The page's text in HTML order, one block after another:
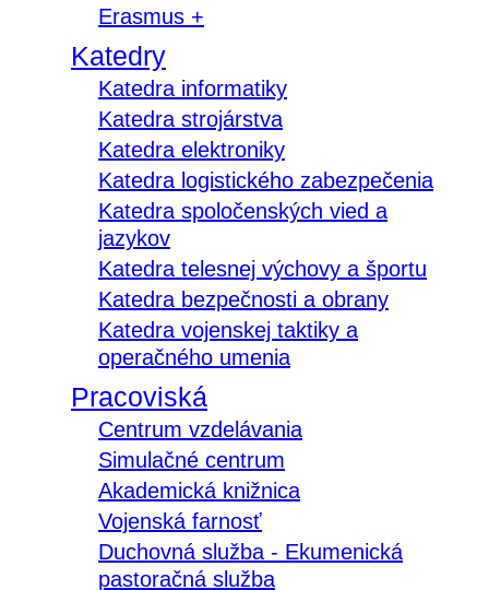
Erasmus +
Katedry
Katedra informatiky
Katedra strojárstva
Katedra elektroniky
Katedra logistického zabezpečenia
Katedra spoločenských vied a
jazykov
Katedra telesnej výchovy a športu
Katedra bezpečnosti a obrany
Katedra vojenskej taktiky a
operačného umenia
Pracoviská
Centrum vzdelávania
Simulačné centrum
Akademická knižnica
Vojenská farnosť
Duchovná služba - Ekumenická
pastoračná služba